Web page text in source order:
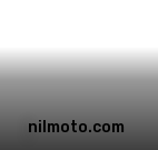
nilmoto.com